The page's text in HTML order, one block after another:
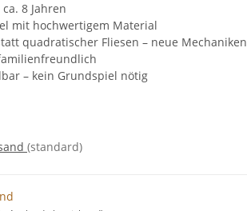
8 Jahren
mit hochwertigem Material
quadratischer Fliesen – neue Mechaniken
– kein Grundspiel nötig
(standard)